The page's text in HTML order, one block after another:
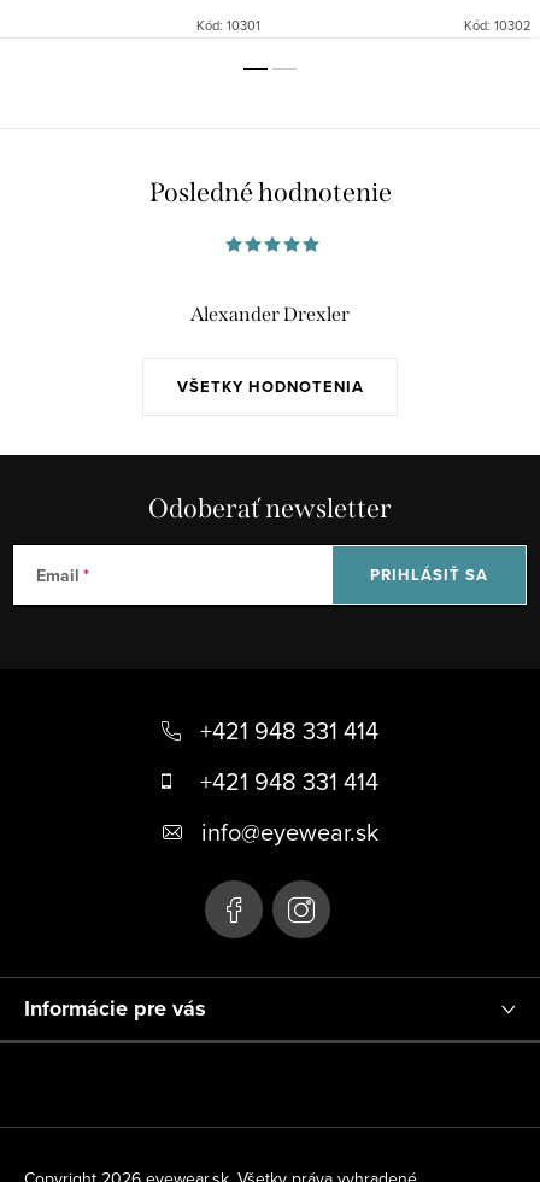
Kód: 10301 Kód: 10302
Posledné hodnotenie
VŠETKY HODNOTENIA
Alexander Drexler
Odoberať newsletter
Email PRIHLÁSIŤ SA
+421 948 331 414
+421 948 331 414
info@eyewear.sk
Informácie pre vás